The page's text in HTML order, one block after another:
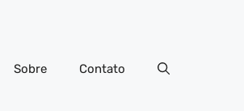
Sobre Contato